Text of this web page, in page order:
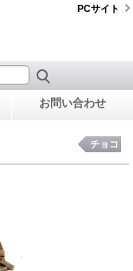
PCサイト
お問い合わせ
チョコ